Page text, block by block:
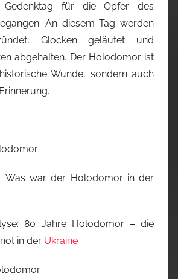
Gedenktag für die Opfer des
An diesem Tag werden
Glocken geläutet und
abgehalten. Der Holodomor ist
Wunde, sondern auch
Was war der Holodomor in der
80 Jahre Holodomor – die
in der Ukraine